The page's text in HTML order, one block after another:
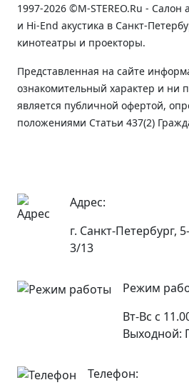
1997-2026 ©M-STEREO.Ru - Салон
и Hi-End акустика в Санкт-
кинотеатры и проекторы.
Представленная на сайте
ознакомительный характер и ни
является публичной офертой,
положениями Статьи 437(2)
Адрес:
г. Санкт-Петербург,
3/13
Режим
Вт-Вс с
Выходной:
Телефон: